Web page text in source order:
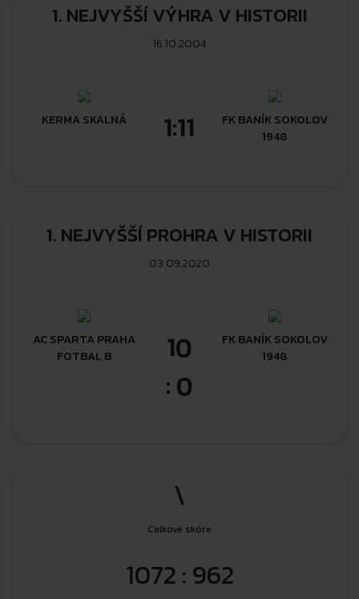
1. NEJVYŠŠÍ VÝHRA V HISTORII
16.10.2004
KERMA SKALNÁ 1:11
FK BANÍK SOKOLOV
1948
1. NEJVYŠŠÍ PROHRA V HISTORII
03.09.2020
AC SPARTA PRAHA
FOTBAL B
10
: 0
FK BANÍK SOKOLOV
1948
\
Celkové skóre
1072 : 962